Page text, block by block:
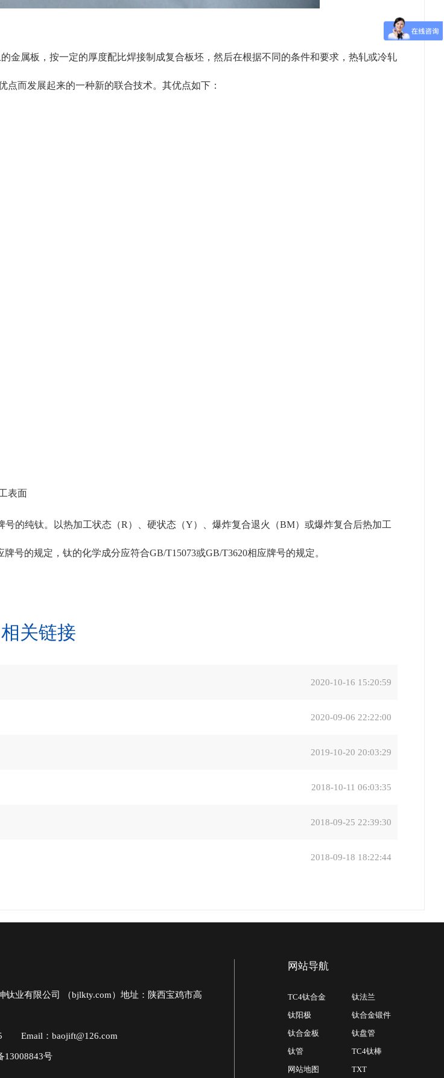
金属板，按一定的厚度配比焊接制成复合板坯，然后在根据不同的条件和要求，热轧或冷轧
而发展起来的一种新的联合技术。其优点如下：
表面
的纯钛。以热加工状态（R）、硬状态（Y）、爆炸复合退火（BM）或爆炸复合后热加工
号的规定，钛的化学成分应符合GB/T15073或GB/T3620相应牌号的规定。
相关链接
2020-10-16 15:20:59
2020-09-06 22:22:00
2019-10-20 20:03:29
2018-10-11 06:03:35
2018-09-25 22:39:30
2018-09-18 18:22:44
钛业有限公司 （bjlkty.com） 地址：陕西宝鸡市高
Email：baojift@126.com
13008843号
网站导航
TC4钛合金
钛法兰
钛阳极
钛合金锻件
钛合金板
钛盘管
钛管
TC4钛棒
网站地图
TXT